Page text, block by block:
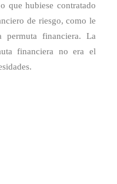
que hubiese contratado
de riesgo, como le
financiera. La
financiera no era el